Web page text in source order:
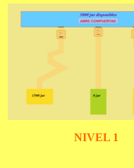
NIVEL 1